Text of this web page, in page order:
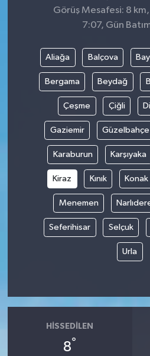
Görüş Mesafesi: 8
7:07, Gün
Aliağa Balçova
Bergama Beydağ
Çeşme Çiğli
Gaziemir Güzelbahçe
Karaburun Karşıyaka
Kiraz Kınık Konak
Menemen
Seferihisar Selçuk
Urla
HISSEDILEN
8°